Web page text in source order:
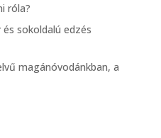
róla?
sokoldalú edzés
magánóvodánkban, a